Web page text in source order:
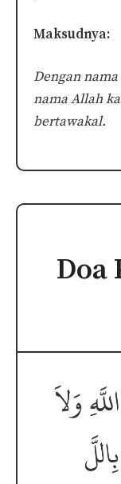
Maksudnya:
Dengan
nama Allah
bertawakal.
Doa